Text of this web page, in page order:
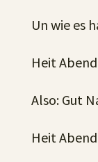
Un wie es
Heit
Also: Gut
Heit